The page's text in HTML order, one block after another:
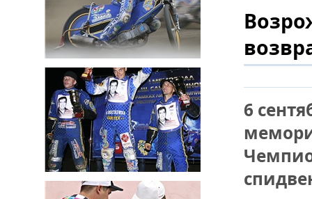
СОВЕТА
«УРАЛ»
ОГОНЬ -
ПОЖАРОВ
ДРУЖБА НЕ
ВСТРЕЧА
6